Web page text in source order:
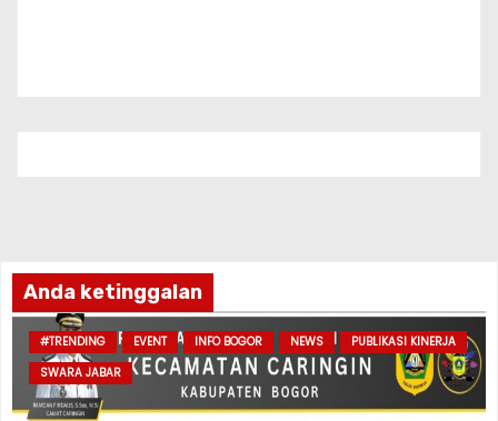
Anda ketinggalan
#TRENDING EVENT INFO BOGOR NEWS
PUBLIKASI KINERJA
SWARA JABAR